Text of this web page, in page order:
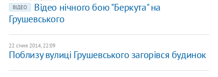
ВІДЕО
Відео нічного бою "Беркута" на
Грушевського
22 січня 2014, 22:09
Поблизу вулиці Грушевського загорівся будинок